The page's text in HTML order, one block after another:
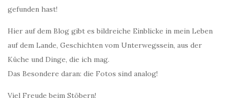
gefunden hast!
Hier auf dem Blog gibt es bildreiche Einblicke in mein Leben
auf dem Lande, Geschichten vom Unterwegssein, aus der
Küche und Dinge, die ich mag.
Das Besondere daran: die Fotos sind analog!
Viel Freude beim Stöbern!